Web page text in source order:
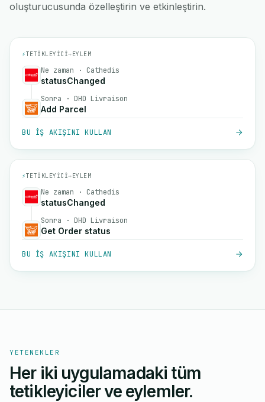
oluşturucusunda özelleştirin ve etkinleştirin.
⚡TETIKLEYICI→EYLEM
Ne zaman · Cathedis
statusChanged
Sonra · DHD Livraison
Add Parcel
BU IŞ AKIŞINI KULLAN
⚡TETIKLEYICI→EYLEM
Ne zaman · Cathedis
statusChanged
Sonra · DHD Livraison
Get Order status
BU IŞ AKIŞINI KULLAN
YETENEKLER
Her iki uygulamadaki tüm
tetikleyiciler ve eylemler.